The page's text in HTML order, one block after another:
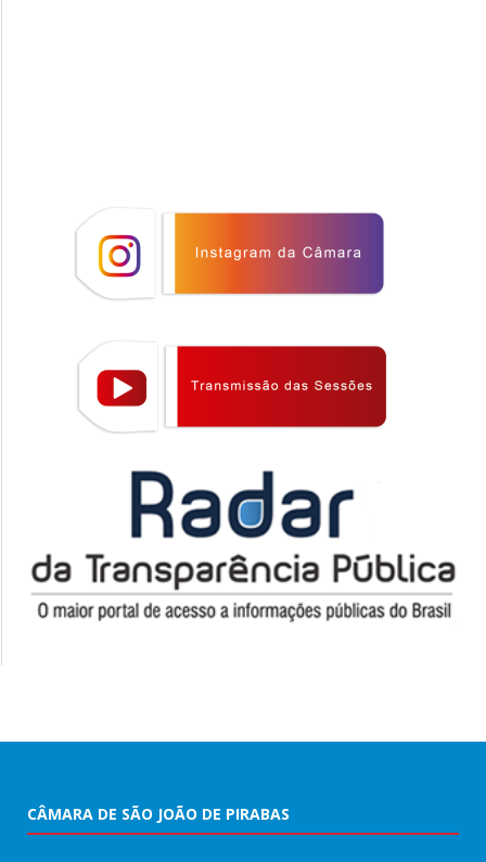
CÂMARA DE SÃO JOÃO DE PIRABAS